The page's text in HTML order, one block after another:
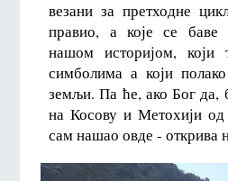
везани за претходне
правио, а које се баве
нашом историјом, који
симболима а који
земљи. Па ће, ако Бог да,
на Косову и Метохији од
сам нашао овде - открива